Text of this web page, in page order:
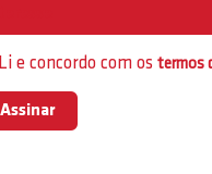
Li e concordo com ostermos